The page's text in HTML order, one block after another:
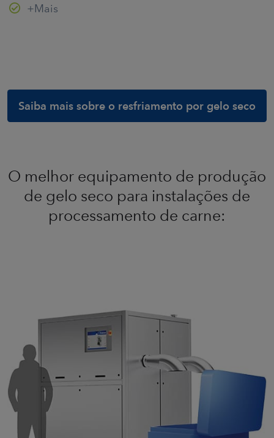
+Mais
Saiba mais sobre o resfriamento por gelo seco
O melhor equipamento de produção
de gelo seco para instalações de
processamento de carne: